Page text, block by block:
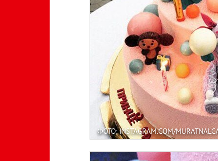
ФОТО: INSTAGRAM.COM/